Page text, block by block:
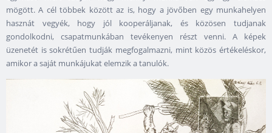
mögött. A cél többek között az is, hogy a jövőben egy munkahelyen
hasznát vegyék, hogy jól kooperáljanak, és közösen tudjanak
gondolkodni, csapatmunkában tevékenyen részt venni. A képek
üzenetét is sokrétűen tudják megfogalmazni, mint közös értékeléskor,
amikor a saját munkájukat elemzik a tanulók.